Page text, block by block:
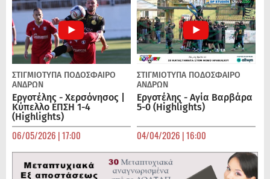
ΣΤΙΓΜΙΟΤΥΠΑ ΠΟΔΌΣΦΑΙΡΟ
ΑΝΔΡΏΝ
Εργοτέλης - Χερσόνησος |
Κύπελλο ΕΠΣΗ 1-4
(Highlights)
06/05/2026 | 17:00
ΣΤΙΓΜΙΟΤΥΠΑ ΠΟΔΌΣΦΑΙΡΟ
ΑΝΔΡΏΝ
Εργοτέλης - Αγία Βαρβάρα
5-0 (Highlights)
04/04/2026 | 16:00